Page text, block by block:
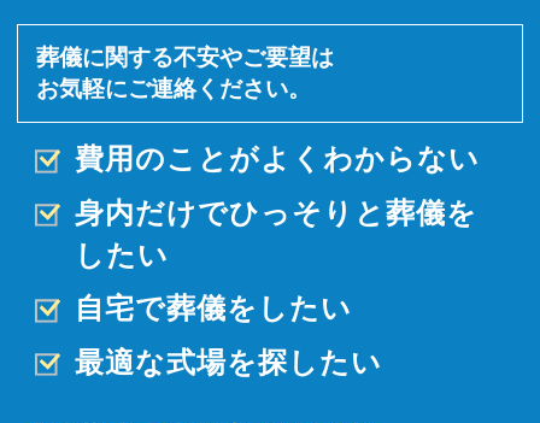
葬儀に関する不安やご要望は
お気軽にご連絡ください。
費用のことがよくわからない
身内だけでひっそりと 葬儀を
したい
自宅で葬儀をしたい
最適な式場を探したい